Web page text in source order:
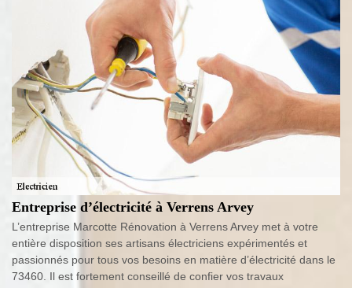
Entreprise d’électricité à Verrens Arvey
L’entreprise Marcotte Rénovation à Verrens Arvey met à votre
entière disposition ses artisans électriciens expérimentés et
passionnés pour tous vos besoins en matière d’électricité dans le
73460. Il est fortement conseillé de confier vos travaux